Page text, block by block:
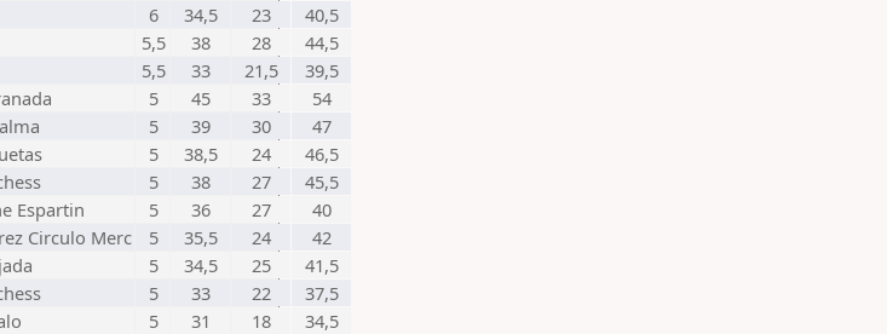
6 34,5 23
40,5
5,5 38 28
44,5
5,5 33 21,5
39,5
5 45 33
54
5 39 30
47
5 38,5 24
46,5
5 38 27
45,5
Espartin 5 36 27
40
Circulo Merc 5 35,5 24
42
5 34,5 25
41,5
5 33 22
37,5
5 31 18
34,5